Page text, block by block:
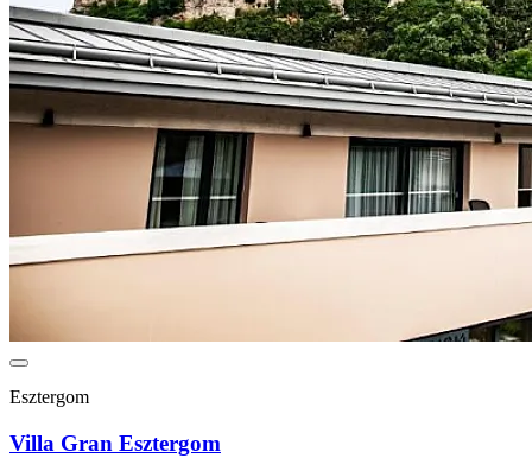
Esztergom
Villa Gran Esztergom